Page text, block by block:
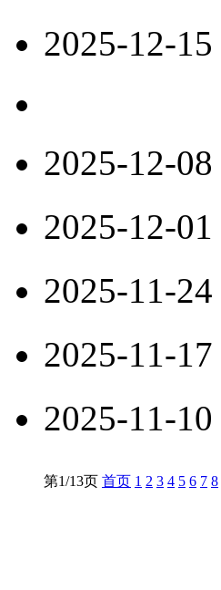
2025-12-15
2025-12-08
2025-12-01
2025-11-24
2025-11-17
2025-11-10
第1/13页 首页 1 2 3 4 5 6 7 8